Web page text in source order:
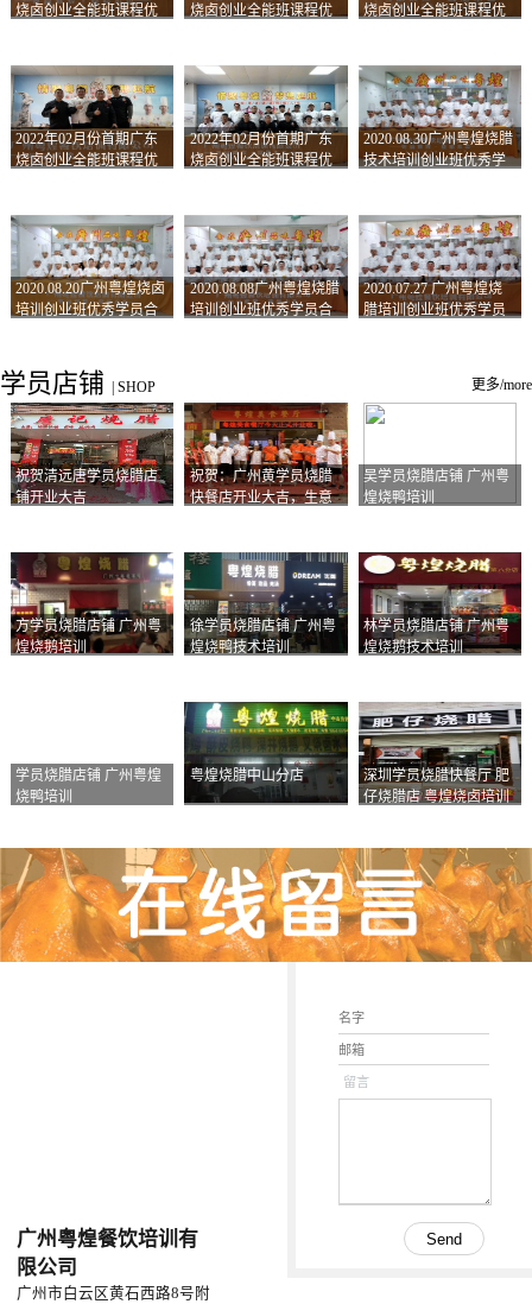
烧卤创业全能班课程优
烧卤创业全能班课程优
烧卤创业全能班课程优
2022年02月份首期广东
烧卤创业全能班课程优
2022年02月份首期广东
烧卤创业全能班课程优
2020.08.30广州粤煌烧腊
技术培训创业班优秀学
2020.08.20广州粤煌烧卤
培训创业班优秀学员合
2020.08.08广州粤煌烧腊
培训创业班优秀学员合
2020.07.27 广州粤煌烧
腊培训创业班优秀学员
学员店铺 SHOP 更多/more
祝贺清远唐学员烧腊店
铺开业大吉
祝贺：广州黄学员烧腊
快餐店开业大吉，生意
吴学员烧腊店铺 广州粤
煌烧鸭培训
方学员烧腊店铺 广州粤
煌烧鹅培训
徐学员烧腊店铺 广州粤
煌烧鸭技术培训
林学员烧腊店铺 广州粤
煌烧鹅技术培训
学员烧腊店铺 广州粤煌
烧鸭培训
粤煌烧腊中山分店
深圳学员烧腊快餐厅 肥
仔烧腊店 粤煌烧卤培训
广州粤煌餐饮培训有
限公司
广州市白云区黄石西路8号附
留言